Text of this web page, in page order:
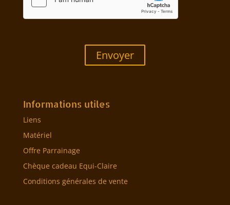
Envoyer
Informations utiles
Liens
Matériel
Offre Parrainage
Chèque cadeau Equi-Claire
Conditions générales de vente